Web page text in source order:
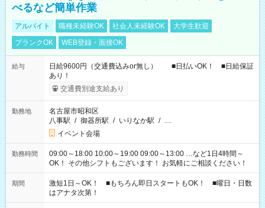
べるなど簡単作業
アルバイト 職種未経験OK 社会人未経験OK
大学生歓迎
ブランクOK
WEB登録・面接OK
給与
日給9600円（交通費込みor無し） ■日払いOK！ ■日給保証
あり！
交通費別途支給あり
勤務地
名古屋市昭和区
八事駅 / 御器所駅 / いりなか駅 / …
イベント会場
勤務時間
09:00～18:00 10:00～19:00 09:00～13:00 …など1日4時間～
OK！ その他シフトもございます！ お気軽にご相談ください！
期間
激短1日～OK！ ■もちろん即日スタートもOK！ ■曜日・日数
はアナタ次第！